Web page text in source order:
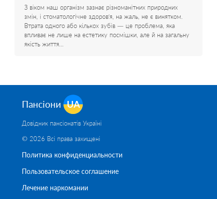
З віком наш організм зазнає різноманітних природних
змін, і стоматологічне здоров’я, на жаль, не є винятком.
Втрата одного або кількох зубів — це проблема, яка
впливає не лише на естетику посмішки, але й на загальну
якість життя…
Пансіони UA
Довідник пансіонатів Україні
© 2026 Всі права захищені
Политика конфиденциальности
Пользовательское соглашение
Лечение наркомании